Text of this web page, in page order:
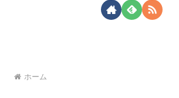
ホーム